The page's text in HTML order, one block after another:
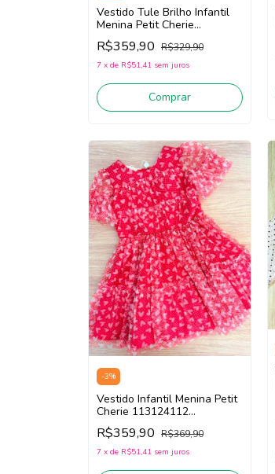
Vestido Tule Brilho Infantil
Menina Petit Cherie
113122310 (Rosa)
R$359,90 R$329,90
7 x de R$51,41 sem juros
Comprar
-3%
Vestido Infantil Menina Petit
Cherie 113124112
(Vermelho)
R$359,90 R$369,90
7 x de R$51,41 sem juros